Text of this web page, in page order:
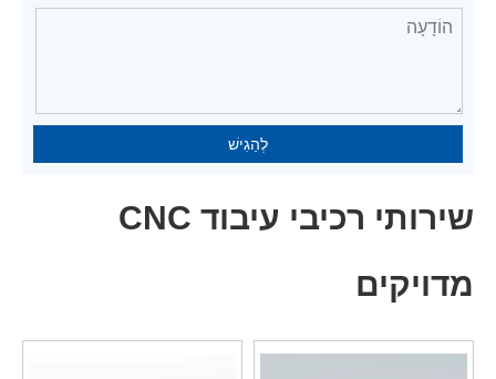
לְהַגִישׁ
שירותי רכיבי עיבוד CNC
מדויקים